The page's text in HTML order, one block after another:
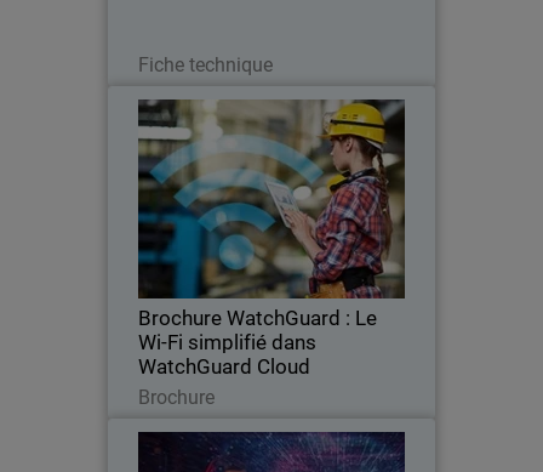
Fiche technique
Brochure WatchGuard : Le
Wi-Fi simplifié dans
WatchGuard Cloud
Brochure
Brochure WatchGuard : Le Wi-Fi
simplifié dans WatchGuard
Cloud
Simplifiez le déploiement, la gestion et le
reporting des connexions sans fil en
optant pour nos points d’accès Wi-Fi 6
sécurisés et la gestion centralisée dans
WatchGuard Cloud.
Télécharger
Thumbnail
WatchGuard Network Access